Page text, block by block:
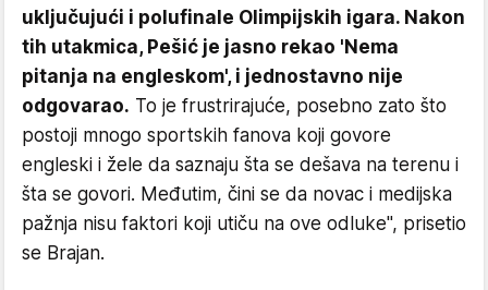
uključujući i polufinale Olimpijskih igara. Nakon
tih utakmica, Pešić je jasno rekao 'Nema
pitanja na engleskom', i jednostavno nije
odgovarao. To je frustrirajuće, posebno zato što
postoji mnogo sportskih fanova koji govore
engleski i žele da saznaju šta se dešava na terenu i
šta se govori. Međutim, čini se da novac i medijska
pažnja nisu faktori koji utiču na ove odluke", prisetio
se Brajan.